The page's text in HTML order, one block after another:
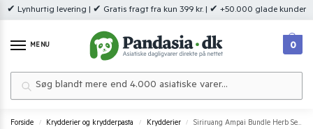
✔ Lynhurtig levering | ✔ Gratis fragt fra kun 399 kr. | ✔ +50.000 glade kunder
MENU 0
Forside / Krydderier og krydderpasta / Krydderier / Siriruang Ampai Bundle Herb Set 30 g.